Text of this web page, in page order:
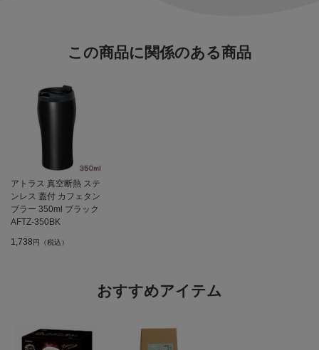
この商品に関係のある商品
アトラス 真空断熱 ステ
ンレス 蓋付 カフェタン
ブラー 350ml ブラック
AFTZ-350BK
1,738円（税込）
おすすめアイテム